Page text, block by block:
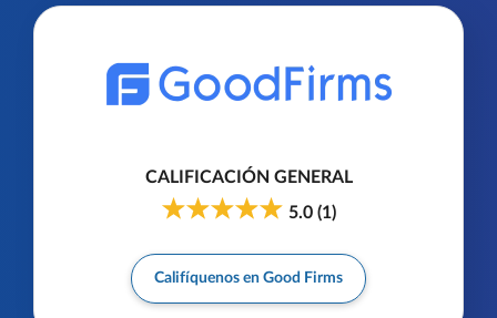
CALIFICACIÓN GENERAL
5.0(1)
Califíquenos en Good Firms